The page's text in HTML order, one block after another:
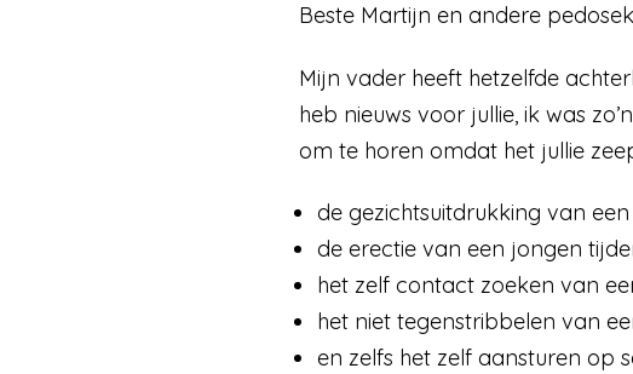
Beste Martijn en andere
Mijn vader heeft hetzelfde
heb nieuws voor jullie, ik was
om te horen omdat het jullie
de gezichtsuitdrukking van
de erectie van een jongen
het zelf contact zoeken van
het niet tegenstribbelen van
en zelfs het zelf aansturen op